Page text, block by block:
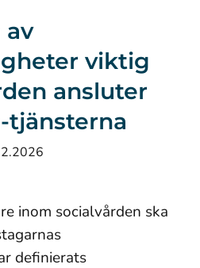
av
viktig
ansluter
tjänsterna
inom socialvården ska
definierats